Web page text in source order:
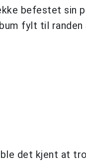
befestet sin
fylt til
ble det kjent at